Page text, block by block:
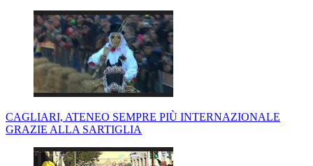
CAGLIARI, ATENEO SEMPRE PIÙ INTERNAZIONALE
GRAZIE ALLA SARTIGLIA